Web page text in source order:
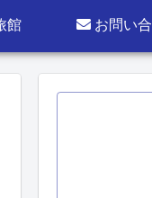
館 お問い